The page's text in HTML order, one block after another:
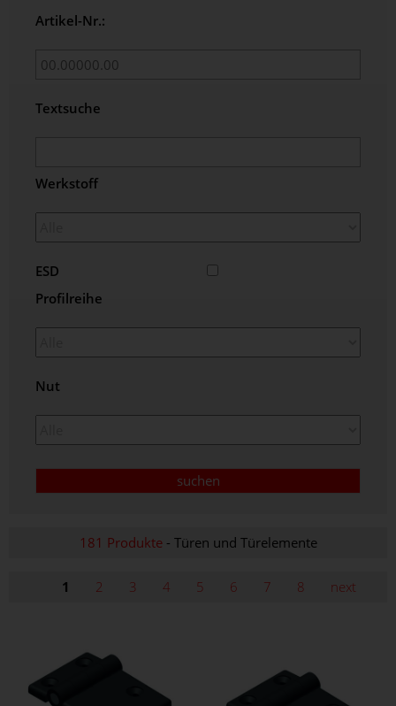
Artikel-Nr.:
Textsuche
Werkstoff
ESD
Profilreihe
Nut
181 Produkte- Türen und Türelemente
1 2 3 4 5 6 7 8 next